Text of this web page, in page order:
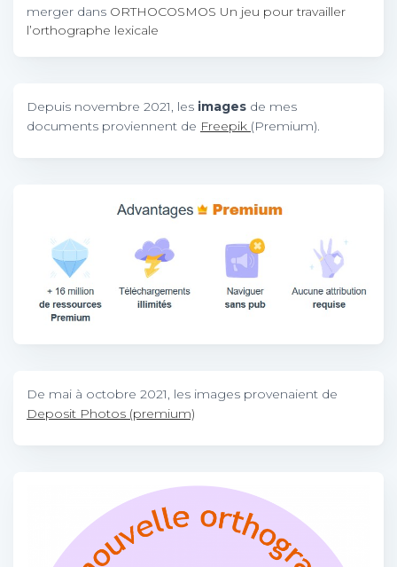
merger dans ORTHOCOSMOS Un jeu pour travailler
l’orthographe lexicale
Depuis novembre 2021, les images de mes
documents proviennent de Freepik (Premium).
De mai à octobre 2021, les images provenaient de
Deposit Photos (premium)